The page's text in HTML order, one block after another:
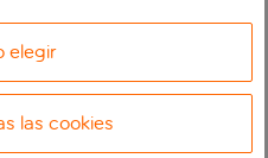
elegir
las cookies